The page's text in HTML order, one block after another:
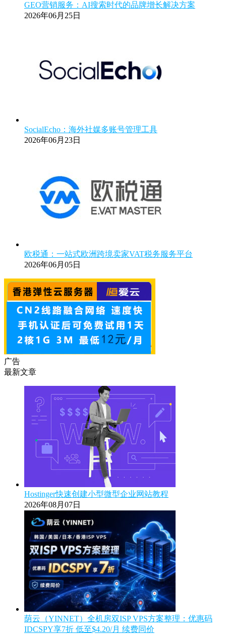
GEO营销服务：AI搜索时代的品牌增长解决方案
2026年06月25日
SocialEcho：海外社媒多账号管理工具
2026年06月23日
欧税通：一站式欧洲跨境卖家VAT税务服务平台
2026年06月05日
广告
最新文章
Hostinger快速创建小型微型企业网站教程
2026年08月07日
荫云（YINNET）全机房双ISP VPS方案整理：优惠码
IDCSPY享7折 低至$4.20/月 续费同价